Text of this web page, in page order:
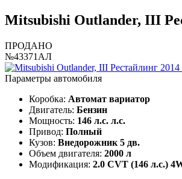
Mitsubishi Outlander, III
ПРОДАНО
№43371АЛ
Параметры автомобиля
Коробка: Автомат вариатор
Двигатель: Бензин
Мощность: 146 л.с. л.с.
Привод: Полный
Кузов: Внедорожник 5 дв.
Объем двигателя: 2000 л
Модификация: 2.0 CVT (146 л.с.)